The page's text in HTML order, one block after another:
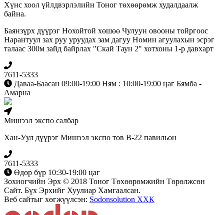
Хүнс хоол үйлдвэрлэлийн Тоног төхөөрөмж худалдаалж
байна.
Баянзүрх дүүрэг Нохойтой хөшөө Чулуун овооны тойргоос
Нарантуул зах руу уруудах зам дагуу Номин агуулахын эсрэг
талаас 300м зайд байрлах "Скай Таун 2" хотхоны 1-р давхарт
7611-5333
Даваа-Баасан 09:00-19:00 Ням : 10:00-19:00 цаг Бямба -
Амарна
Мишээл экспо салбар
Хан-Уул дүүрэг Мишээл экспо төв B-22 павильон
7611-5333
Өдөр бүр 10:30-19:00 цаг
Зохиогчийн Эрх © 2018 Тоног Төхөөрөмжийн Төрөлжсөн
Сайт. Бүх Эрхийг Хуулиар Хамгаалсан.
Веб сайтыг хөгжүүлсэн: Sodonsolution ХХК